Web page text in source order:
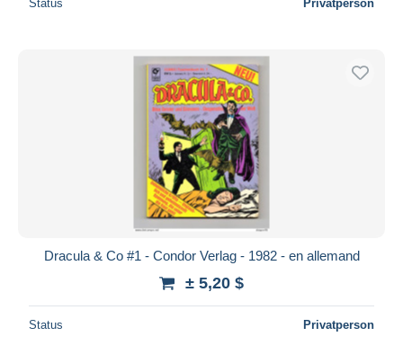
Status Privatperson
Dracula & Co #1 - Condor Verlag - 1982 - en allemand
± 5,20 $
Status Privatperson